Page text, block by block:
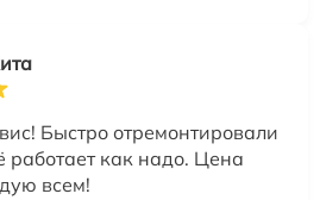
Быстро отремонтировали
работает как надо. Цена
всем!